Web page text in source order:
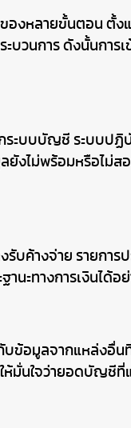
ของหลายขั้นตอน ตั้
วนการ ดังนั้นการ
ระบบบัญชี ระบบปฏิ
ไม่พร้อมหรือไม่สอ
ค้างจ่าย รายการป
ะทางการเงินได้อย่
อมูลจากแหล่งอื่น
ห้มั่นใจว่ายอดบัญชี